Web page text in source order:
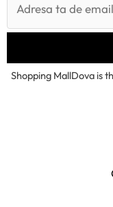
Shopping MallDova is